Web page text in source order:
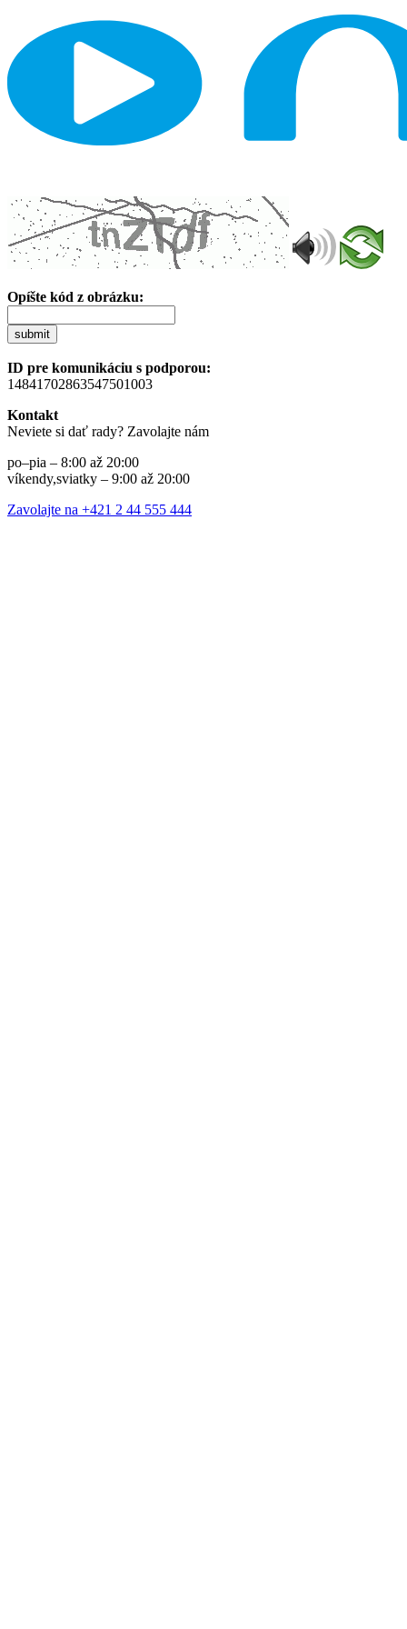
Opíšte kód z obrázku:
submit
ID pre komunikáciu s podporou:
14841702863547501003
Kontakt
Neviete si dať rady? Zavolajte nám
po–pia – 8:00 až 20:00
víkendy,sviatky – 9:00 až 20:00
Zavolajte na +421 2 44 555 444